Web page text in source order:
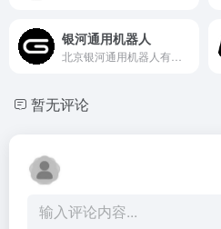
银河通用机器人
暂无评论